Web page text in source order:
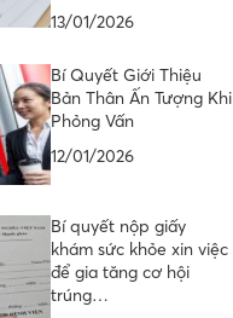
13/01/2026
Bí Quyết Giới Thiệu
Bản Thân Ấn Tượng Khi
Phỏng Vấn
12/01/2026
Bí quyết nộp giấy
khám sức khỏe xin việc
để gia tăng cơ hội
trúng…